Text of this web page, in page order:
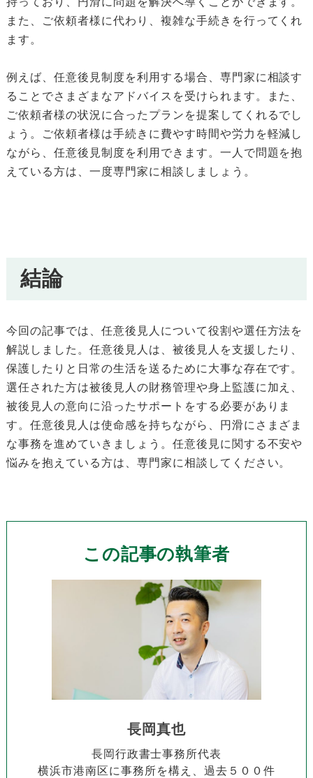
また、ご依頼者様に代わり、複雑な手続きを行ってくれ
ます。
例えば、任意後見制度を利用する場合、専門家に相談す
ることでさまざまなアドバイスを受けられます。また、
ご依頼者様の状況に合ったプランを提案してくれるでし
ょう。ご依頼者様は手続きに費やす時間や労力を軽減し
ながら、任意後見制度を利用できます。一人で問題を抱
えている方は、一度専門家に相談しましょう。
結論
今回の記事では、任意後見人について役割や選任方法を
解説しました。任意後見人は、被後見人を支援したり、
保護したりと日常の生活を送るために大事な存在です。
選任された方は被後見人の財務管理や身上監護に加え、
被後見人の意向に沿ったサポートをする必要がありま
す。任意後見人は使命感を持ちながら、円滑にさまざま
な事務を進めていきましょう。任意後見に関する不安や
悩みを抱えている方は、専門家に相談してください。
この記事の執筆者
長岡真也
長岡行政書士事務所代表
横浜市港南区に事務所を構え、過去５００件